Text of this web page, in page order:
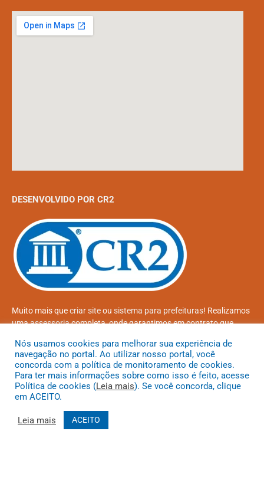
DESENVOLVIDO POR CR2
Muito mais quecriar siteou sistema para prefeituras! Realizamos
umaassessoriacompleta, onde garantimos em contrato que
atendidas.
Conheça oPNTPe oRadar da Transparência Pública
Todos os direitos reservados a Prefeitura Municipal de Coroatá
Nós usamos cookies para melhorar sua experiência de
navegação no portal. Ao utilizar nosso portal, você
concorda com a política de monitoramento de cookies.
Para ter mais informações sobre como isso é feito, acesse
Política de cookies (Leia mais). Se você concorda, clique
em ACEITO.
Leia mais ACEITO